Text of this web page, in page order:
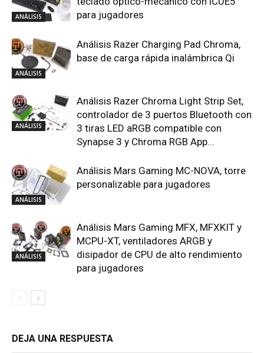
ANÁLISIS
para jugadores
ANÁLISIS
Análisis Razer Charging Pad Chroma,
base de carga rápida inalámbrica Qi
ANÁLISIS
Análisis Razer Chroma Light Strip Set,
controlador de 3 puertos Bluetooth con
3 tiras LED aRGB compatible con
Synapse 3 y Chroma RGB App...
ANÁLISIS
Análisis Mars Gaming MC-NOVA, torre
personalizable para jugadores
ANÁLISIS
Análisis Mars Gaming MFX, MFXKIT y
MCPU-XT, ventiladores ARGB y
disipador de CPU de alto rendimiento
para jugadores
DEJA UNA RESPUESTA